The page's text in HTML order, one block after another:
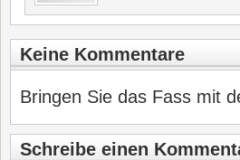
Keine Kommentare
Bringen Sie das Fass mit
Schreibe einen